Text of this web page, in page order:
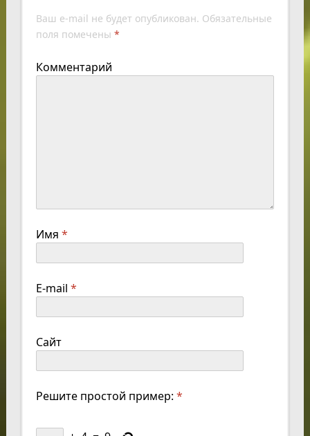
Ваш e-mail не будет опубликован. Обязательные
поля помечены *
Комментарий
Имя *
E-mail *
Сайт
Решите простой пример: *